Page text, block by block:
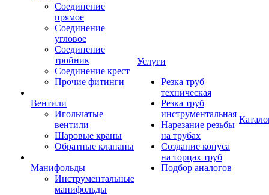
Соединение
прямое
Соединение
угловое
Соединение
тройник
Соединение крест
Прочие фитинги
Вентили
Игольчатые
вентили
Шаровые краны
Обратные клапаны
Манифольды
Инструментальные
манифольды
Услуги
Резка труб
техническая
Резка труб
инструментальная
Нарезание резьбы
на трубах
Создание конуса
на торцах труб
Подбор аналогов